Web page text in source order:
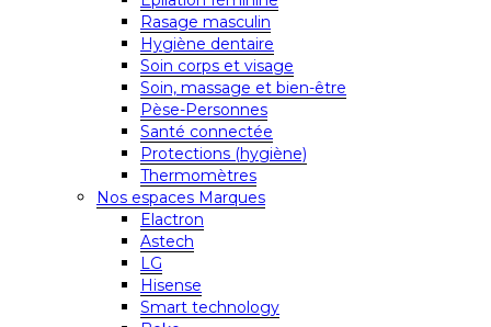
Rasage masculin
Hygiène dentaire
Soin corps et visage
Soin, massage et bien-être
Pèse-Personnes
Santé connectée
Protections (hygiène)
Thermomètres
Nos espaces Marques
Elactron
Astech
LG
Hisense
Smart technology